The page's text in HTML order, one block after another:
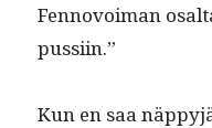
Fen­novoiman
pussiin.”
Kun en saa